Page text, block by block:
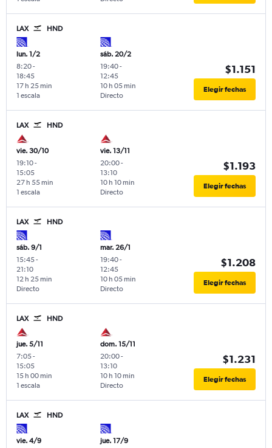
LAX HND
lun. 1/2
8:20-
18:45
1 escala
17 h 25 min
sáb. 20/2
19:40-
12:45
Directo
10 h 05 min
$1.151
Elegir fechas
LAX HND
vie. 30/10
19:10-
15:05
1 escala
27 h 55 min
vie. 13/11
20:00-
13:10
Directo
10 h 10 min
$1.193
Elegir fechas
LAX HND
sáb. 9/1
15:45-
21:10
Directo
12 h 25 min
mar. 26/1
19:40-
12:45
Directo
10 h 05 min
$1.208
Elegir fechas
LAX HND
jue. 5/11
7:05-
15:05
1 escala
15 h 00 min
dom. 15/11
20:00-
13:10
Directo
10 h 10 min
$1.231
Elegir fechas
LAX HND
vie. 4/9
jue. 17/9